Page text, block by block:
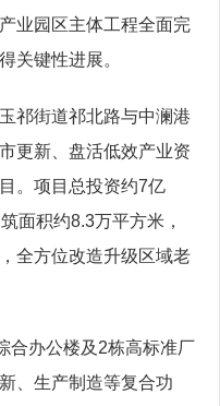
业园区主体工程全面完
关键性进展。
街道祁北路与中澜港
更新、盘活低效产业资
。项目总投资约7亿
面积约8.3万平方米，
全方位改造升级区域老
办公楼及2栋高标准厂
、生产制造等复合功